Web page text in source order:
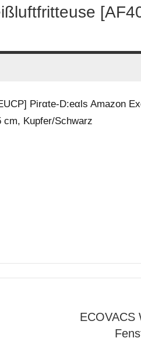
Pirαtе-D:еαls Amazon
cm, Kupfer/Schwarz
ECOVACS